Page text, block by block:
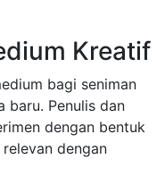
Kreatif
bagi seniman
baru. Penulis dan
dengan bentuk
dengan